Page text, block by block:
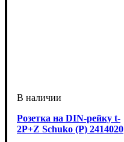
Розетка на DIN-рейку t-
2P+Z Schuko (P) 2414020